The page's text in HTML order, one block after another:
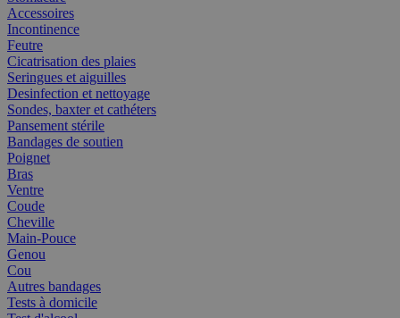
Accessoires
Incontinence
Feutre
Cicatrisation des plaies
Seringues et aiguilles
Desinfection et nettoyage
Sondes, baxter et cathéters
Pansement stérile
Bandages de soutien
Poignet
Bras
Ventre
Coude
Cheville
Main-Pouce
Genou
Cou
Autres bandages
Tests à domicile